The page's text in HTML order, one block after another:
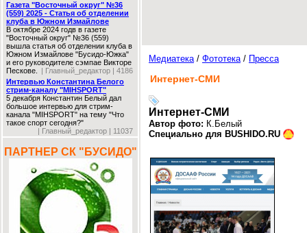
Газета "Восточный округ" №36
(559) 2025 - Статья об отделении
клуба в Южном Измайлове
В октябре 2024 годв в газете
"Восточный округ" №36 (559)
вышла статья об отделении клуба в
Южном Измайлове "Бусидо-Южка"
и его руководителе сэмпае Викторе
Пескове.
| Главный_редактор | 4186
Интервью Константина Белого
стрим-каналу "MIHSPORT"
5 декабря Константин Белый дал
большое интервью для стрим-
канала "MIHSPORT" на тему "Что
такое спорт сегодня?"
| Главный_редактор | 11037
ПАРТНЕР СК "БУСИДО"
Медиатека/ Фототека/ Пресса
Интернет-СМИ
Интернет-СМИ
Автор фото: К.Белый
Специально для BUSHIDO.RU